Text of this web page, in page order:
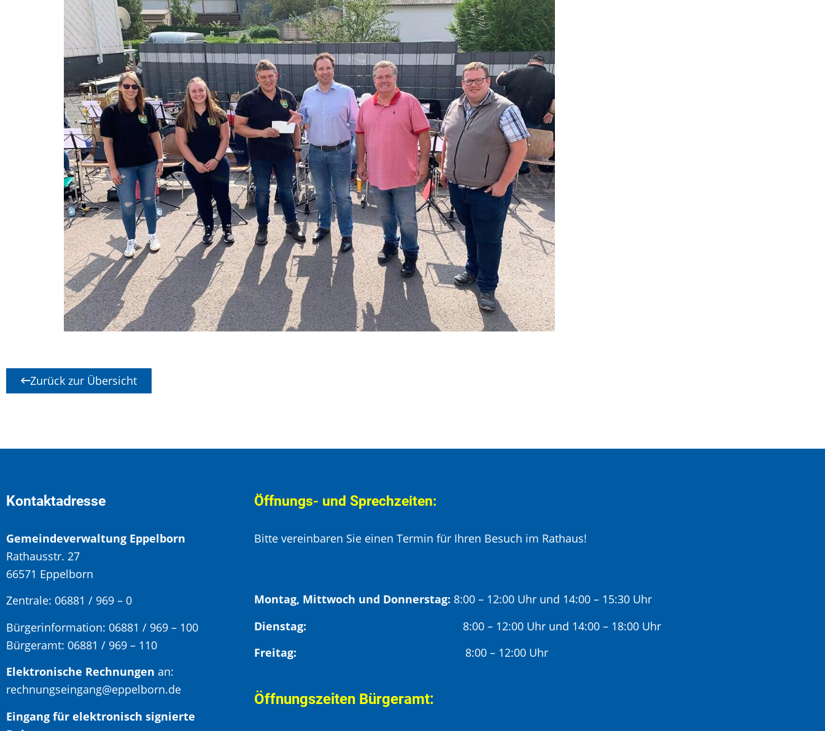
Zurück zur Übersicht
Kontaktadresse
Gemeindeverwaltung Eppelborn
Rathausstr. 27
66571 Eppelborn
Zentrale: 06881 / 969 – 0
Bürgerinformation: 06881 / 969 – 100
Bürgeramt: 06881 / 969 – 110
Elektronische Rechnungen an:
rechnungseingang@eppelborn.de
Eingang für elektronisch signierte
Öffnungs- und Sprechzeiten:
Bitte vereinbaren Sie einen Termin für Ihren Besuch im Rathaus!
Montag, Mittwoch und Donnerstag: 8:00 – 12:00 Uhr und 14:00 – 15:30 Uhr
Dienstag: 8:00 – 12:00 Uhr und 14:00 – 18:00 Uhr
Freitag:
8:00 – 12:00 Uhr
Öffnungszeiten Bürgeramt: